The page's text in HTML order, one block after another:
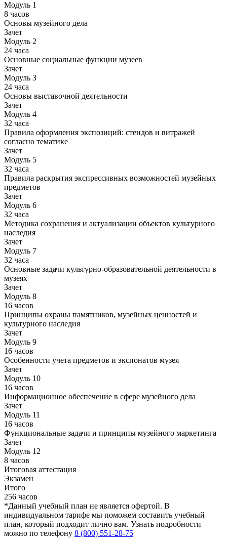
Модуль 1
8 часов
Основы музейного дела
Зачет
Модуль 2
24 часа
Основные социальные функции музеев
Зачет
Модуль 3
24 часа
Основы выставочной деятельности
Зачет
Модуль 4
32 часа
Правила оформления экспозиций: стендов и витражей
согласно тематике
Зачет
Модуль 5
32 часа
Правила раскрытия экспрессивных возможностей музейных
предметов
Зачет
Модуль 6
32 часа
Методика сохранения и актуализации объектов культурного
наследия
Зачет
Модуль 7
32 часа
Основные задачи культурно-образовательной деятельности в
музеях
Зачет
Модуль 8
16 часов
Принципы охраны памятников, музейных ценностей и
культурного наследия
Зачет
Модуль 9
16 часов
Особенности учета предметов и экспонатов музея
Зачет
Модуль 10
16 часов
Информационное обеспечение в сфере музейного дела
Зачет
Модуль 11
16 часов
Функциональные задачи и принципы музейного маркетинга
Зачет
Модуль 12
8 часов
Итоговая аттестация
Экзамен
Итого
256 часов
*Данный учебный план не является офертой. В
индивидуальном тарифе мы поможем составить учебный
план, который подходит лично вам. Узнать подробности
можно по телефону 8 (800) 551-28-75